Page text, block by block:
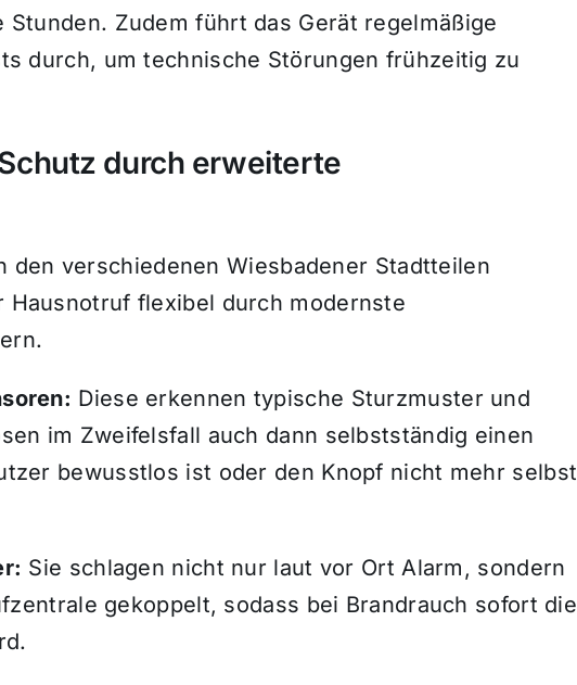
Zudem führt das Gerät regelmäßige
durch, um technische Störungen frühzeitig zu
durch erweiterte
den verschiedenen Wiesbadener Stadtteilen
flexibel durch modernste
Diese erkennen typische Sturzmuster und
im Zweifelsfall auch dann selbstständig einen
bewusstlos ist oder den Knopf nicht mehr selbst
Sie schlagen nicht nur laut vor Ort Alarm, sondern
gekoppelt, sodass bei Brandrauch sofort die